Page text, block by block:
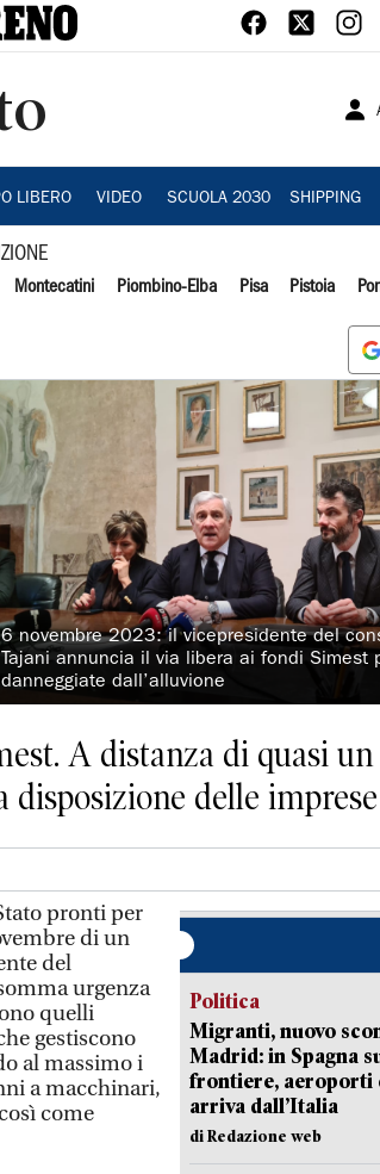
LIBERO VIDEO SCUOLA 2030 SHIPPING
Montecatini Piombino-Elba Pisa Pistoia
6 novembre 2023: il vicepresidente del
Tajani annuncia il via libera ai fondi Simest
danneggiate dall’alluvione
A distanza di quasi un
delle imprese
pronti per
di un
del
urgenza
quelli
gestiscono
al massimo i
a macchinari,
come
Politica
Migranti, nuovo
Madrid: in Spagna
frontiere, aeroporti
arriva dall’Italia
di Redazione web